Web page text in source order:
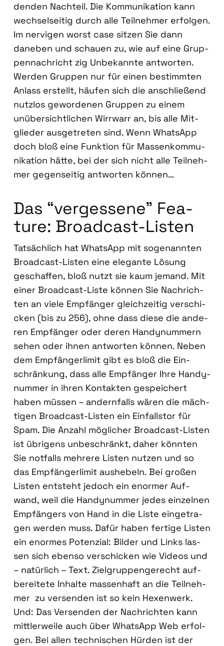
den­den Nach­teil. Die Kom­mu­ni­ka­ti­on kann
wech­sel­sei­tig durch alle Teil­neh­mer erfol­gen.
Im ner­vi­gen worst case sit­zen Sie dann
dane­ben und schau­en zu, wie auf eine Grup­
pen­nach­richt zig Unbe­kann­te ant­wor­ten.
Wer­den Grup­pen nur für einen bestimm­ten
Anlass erstellt, häu­fen sich die anschlie­ßend
nutz­los gewor­de­nen Grup­pen zu einem
unüber­sicht­li­chen Wirr­warr an, bis alle Mit­
glie­der aus­ge­tre­ten sind. Wenn Whats­App
doch bloß eine Funk­ti­on für Mas­sen­kom­mu­
ni­ka­ti­on hät­te, bei der sich nicht alle Teil­neh­
mer gegen­sei­tig ant­wor­ten kön­nen…
Das “ver­ges­se­ne” Fea­
ture: Broad­cast-Lis­ten
Tat­säch­lich hat Whats­App mit soge­nann­ten
Broad­cast-Lis­ten eine ele­gan­te Lösung
geschaf­fen, bloß nutzt sie kaum jemand. Mit
einer Broad­cast-Lis­te kön­nen Sie Nach­rich­
ten an vie­le Emp­fän­ger gleich­zei­tig ver­schi­
cken (bis zu 256), ohne dass die­se die ande­
ren Emp­fän­ger oder deren Han­dy­num­mern
sehen oder ihnen ant­wor­ten kön­nen. Neben
dem Emp­fän­ger­li­mit gibt es bloß die Ein­
schrän­kung, dass alle Emp­fän­ger Ihre Han­dy­
num­mer in ihren Kon­tak­ten gespei­chert
haben müs­sen – andern­falls wären die mäch­
ti­gen Broad­cast-Lis­ten ein Ein­falls­tor für
Spam. Die Anzahl mög­li­cher Broad­cast-Lis­ten
ist übri­gens unbe­schränkt, daher könn­ten
Sie not­falls meh­re­re Lis­ten nut­zen und so
das Emp­fän­ger­li­mit aus­he­beln. Bei gro­ßen
Lis­ten ent­steht jedoch ein enor­mer Auf­
wand, weil die Han­dy­num­mer jedes ein­zel­nen
Emp­fän­gers von Hand in die Lis­te ein­ge­tra­
gen wer­den muss. Dafür haben fer­ti­ge Lis­ten
ein enor­mes Poten­zi­al: Bil­der und Links las­
sen sich eben­so ver­schi­cken wie Vide­os und
– natür­lich – Text. Ziel­grup­pen­ge­recht auf­
be­rei­te­te Inhal­te mas­sen­haft an die Teil­neh­
mer zu ver­sen­den ist so kein Hexen­werk.
Und: Das Ver­sen­den der Nach­rich­ten kann
mitt­ler­wei­le auch über Whats­App Web erfol­
gen. Bei allen tech­ni­schen Hür­den ist der